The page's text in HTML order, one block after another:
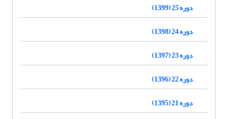
دوره 25 (1399)
دوره 24 (1398)
دوره 23 (1397)
دوره 22 (1396)
دوره 21 (1395)